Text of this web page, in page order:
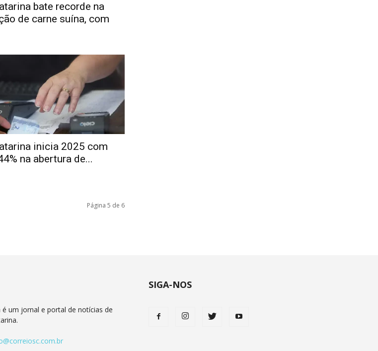
bate recorde na
de carne suína, com
inicia 2025 com
na abertura de...
Página 5 de 6
é um jornal e portal de notícias de
SIGA-NOS